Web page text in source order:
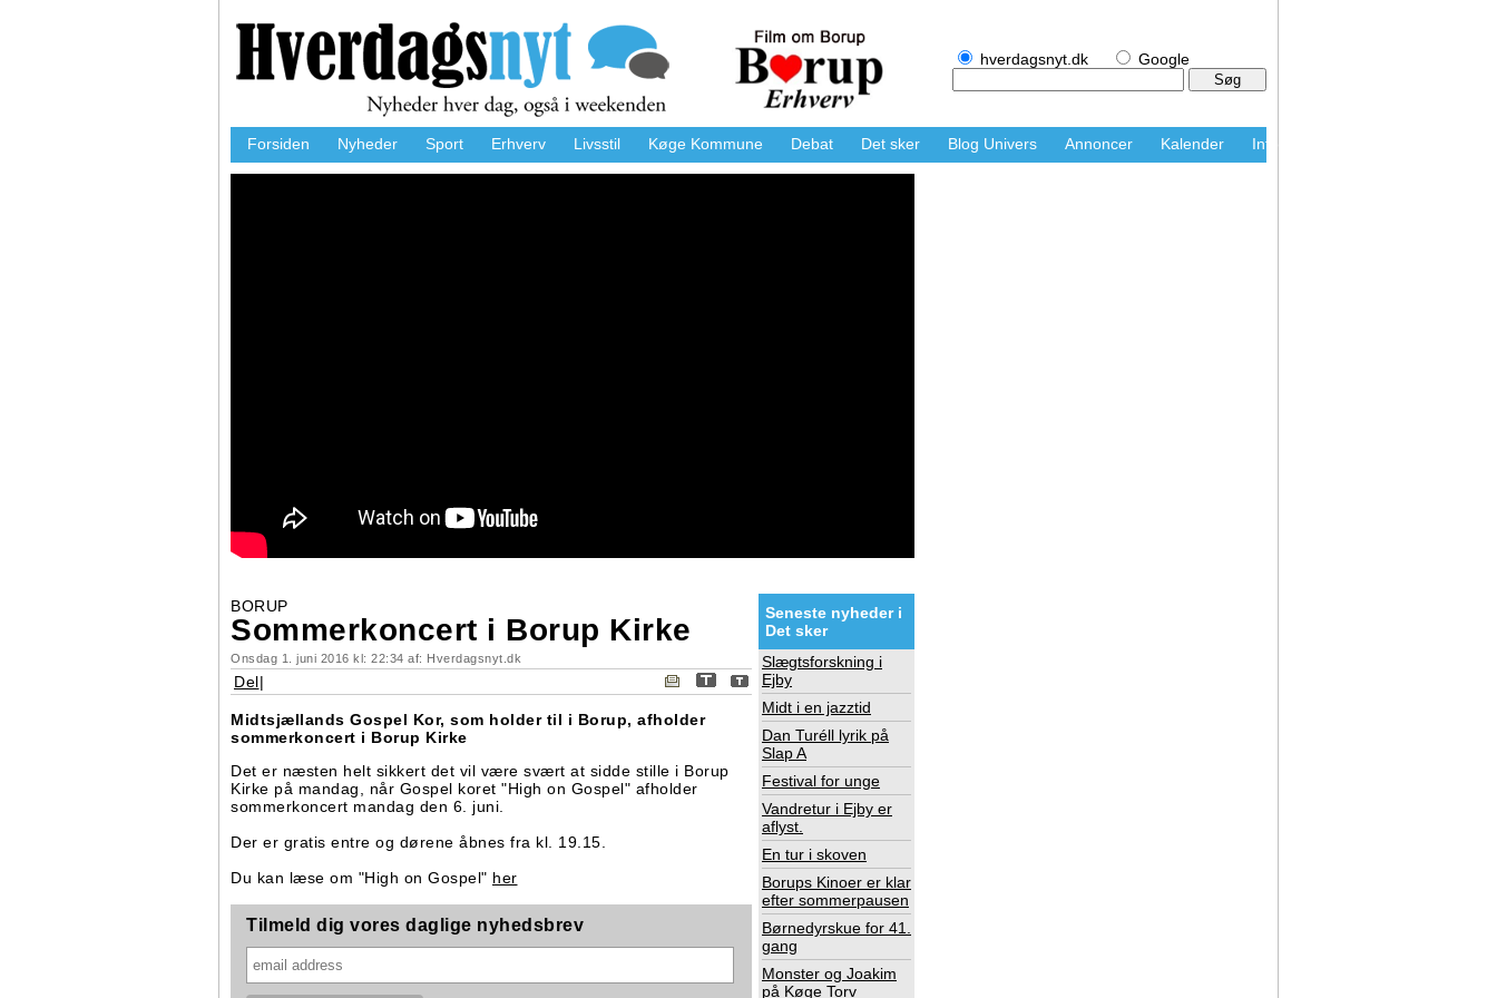
hverdagsnyt.dk Google
Forsiden Nyheder Sport Erhverv Livsstil Køge Kommune Debat Det sker Blog Univers Annoncer Kalender Info
BORUP
Sommerkoncert i Borup Kirke
Onsdag 1. juni 2016 kl: 22:34 af: Hverdagsnyt.dk
Del|
Midtsjællands Gospel Kor, som holder til i Borup, afholder
sommerkoncert i Borup Kirke
Det er næsten helt sikkert det vil være svært at sidde stille i Borup
Kirke på mandag, når Gospel koret "High on Gospel" afholder
sommerkoncert mandag den 6. juni.
Der er gratis entre og dørene åbnes fra kl. 19.15.
Du kan læse om "High on Gospel" her
Tilmeld dig vores daglige nyhedsbrev
Seneste nyheder i
Det sker
Slægtsforskning i
Ejby
Midt i en jazztid
Dan Turéll lyrik på
Slap A
Festival for unge
Vandretur i Ejby er
aflyst.
En tur i skoven
Borups Kinoer er klar
efter sommerpausen
Børnedyrskue for 41.
gang
Monster og Joakim
på Køge Torv